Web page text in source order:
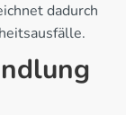
dadurch